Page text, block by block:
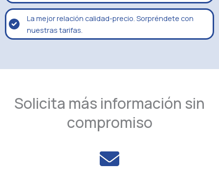
La mejor relación calidad-precio. Sorpréndete con
nuestras tarifas.
Solicita más información sin
compromiso